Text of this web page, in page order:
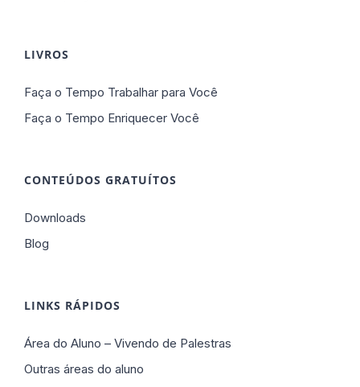
LIVROS
Faça o Tempo Trabalhar para Você
Faça o Tempo Enriquecer Você
CONTEÚDOS GRATUÍTOS
Downloads
Blog
LINKS RÁPIDOS
Área do Aluno – Vivendo de Palestras
Outras áreas do aluno